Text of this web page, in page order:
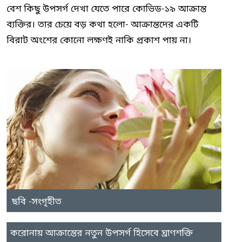
বেশ কিছু উপসর্গ দেখা যেতে পারে কোভিড-১৯ আক্রান্ত
ব্যক্তির। তার চেয়ে বড় কথা হলো- আক্রান্তদের একটি
বিরাট অংশের কোনো লক্ষণই নাকি প্রকাশ পায় না।
ছবি -সংগৃহীত
করোনায় আক্রান্তের নতুন উপসর্গ হিসেবে ঘ্রাণশক্তি